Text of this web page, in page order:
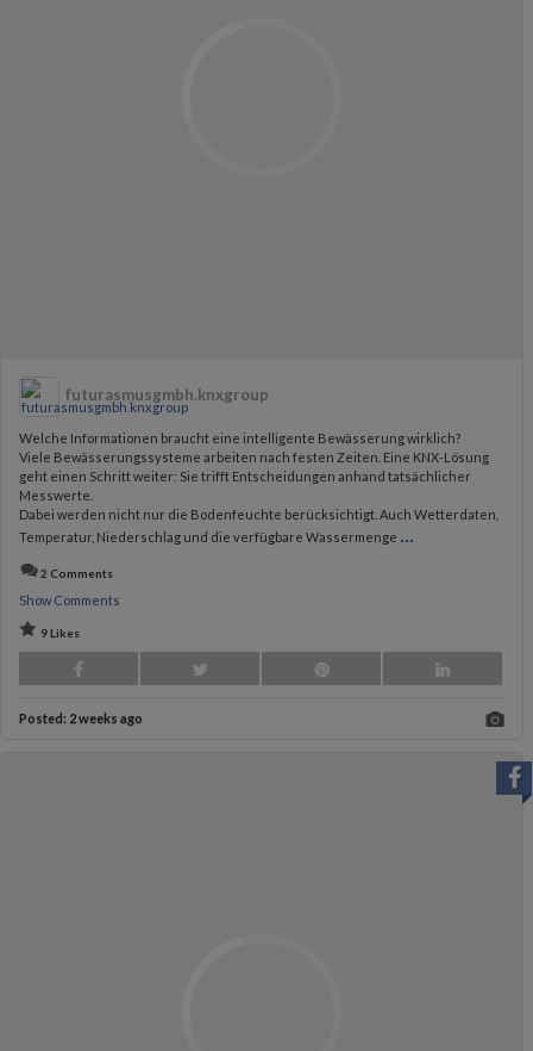
futurasmusgmbh.knxgroup
Welche Informationen braucht eine intelligente Bewässerung wirklich?
Viele Bewässerungssysteme arbeiten nach festen Zeiten. Eine KNX-Lösung
geht einen Schritt weiter: Sie trifft Entscheidungen anhand tatsächlicher
Messwerte.
Dabei werden nicht nur die Bodenfeuchte berücksichtigt. Auch Wetterdaten,
Temperatur, Niederschlag und die verfügbare Wassermenge ...
2 Comments
Show Comments
9 Likes
Posted: 2 weeks ago